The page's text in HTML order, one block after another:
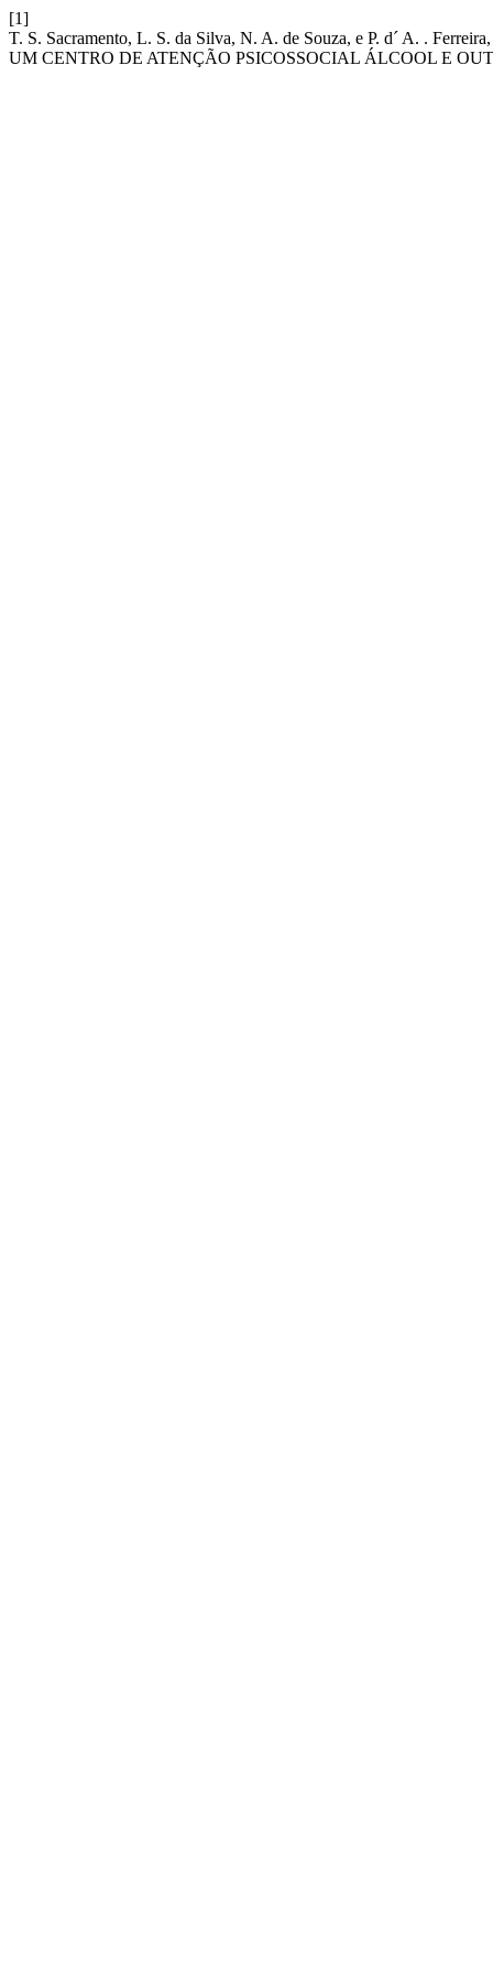
[1]
T. S. Sacramento, L. S. da Silva, N. A. de Souza, e P. d´ A. .
UM CENTRO DE ATENÇÃO PSICOSSOCIAL ÁLCOOL E